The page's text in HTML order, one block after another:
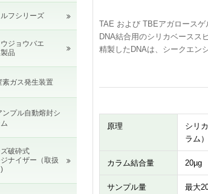
TAE および TBEアガロースゲ
DNA結合用のシリカベースス
精製したDNAは、シークエン
原理
シリ
ラム）
カラム結合量 20µg
サンプル量 最大
フシリーズ
ジョウバエ
品
素ガス発生装置
ンプル自動熔封シ
破砕式
ナイザー（取扱